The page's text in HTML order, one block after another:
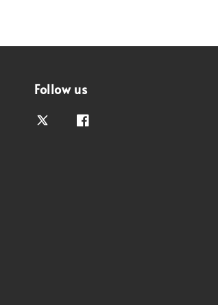
Follow us